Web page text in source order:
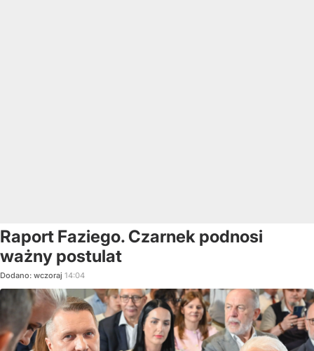
Raport Faziego. Czarnek podnosi
ważny postulat
Dodano: wczoraj 14:04